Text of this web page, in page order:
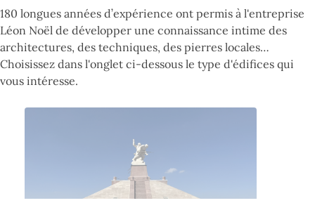
180 longues années d’expérience ont permis à l'entreprise
Léon Noël de développer une connaissance intime des
architectures, des techniques, des pierres locales…
Choisissez dans l'onglet ci-dessous le type d'édifices qui
vous intéresse.